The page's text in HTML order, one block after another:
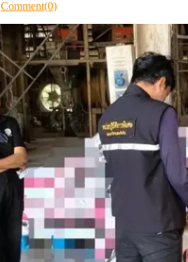
Comment(0)